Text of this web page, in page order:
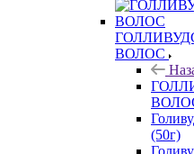
ВОЛОС
(50г)